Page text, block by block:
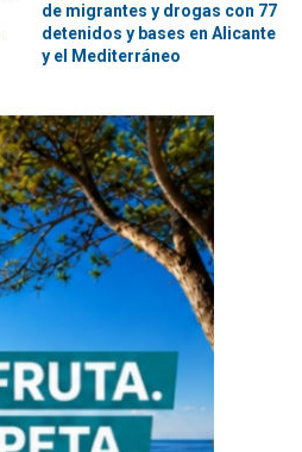
de migrantes y drogas con 77
detenidos y bases en Alicante
y el Mediterráneo